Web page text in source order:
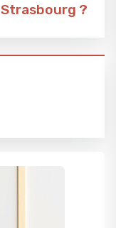
Strasbourg ?